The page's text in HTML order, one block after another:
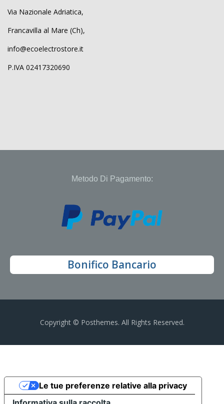
Via Nazionale Adriatica,
Francavilla al Mare (Ch),
info@ecoelectrostore.it
P.IVA 02417320690
Metodo Di Pagamento:
Bonifico Bancario
Copyright © Posthemes. All Rights Reserved.
Le tue preferenze relative alla privacy